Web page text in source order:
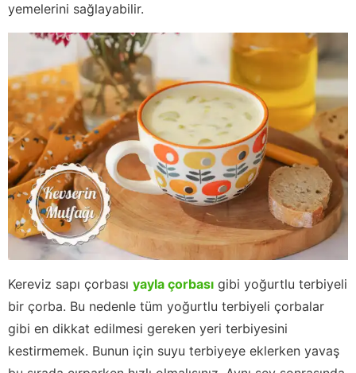
yemelerini sağlayabilir.
Kereviz sapı çorbası yayla çorbası gibi yoğurtlu terbiyeli
bir çorba. Bu nedenle tüm yoğurtlu terbiyeli çorbalar
gibi en dikkat edilmesi gereken yeri terbiyesini
kestirmemek. Bunun için suyu terbiyeye eklerken yavaş